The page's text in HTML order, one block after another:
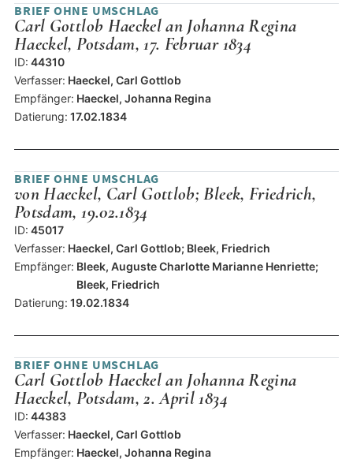
BRIEF OHNE UMSCHLAG
Carl Gottlob Haeckel an Johanna Regina
Haeckel, Potsdam, 17. Februar 1834
ID: 44310
Verfasser: Haeckel, Carl Gottlob
Empfänger: Haeckel, Johanna Regina
Datierung: 17.02.1834
BRIEF OHNE UMSCHLAG
von Haeckel, Carl Gottlob; Bleek, Friedrich,
Potsdam, 19.02.1834
ID: 45017
Verfasser: Haeckel, Carl Gottlob; Bleek, Friedrich
Empfänger: Bleek, Auguste Charlotte Marianne Henriette;
Bleek, Friedrich
Datierung: 19.02.1834
BRIEF OHNE UMSCHLAG
Carl Gottlob Haeckel an Johanna Regina
Haeckel, Potsdam, 2. April 1834
ID: 44383
Verfasser: Haeckel, Carl Gottlob
Empfänger: Haeckel, Johanna Regina